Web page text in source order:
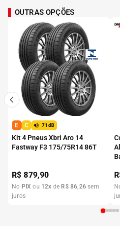
OUTRAS OPÇÕES
E C 71dB
Kit 4 Pneus Xbri Aro 14
Fastway F3 175/75R14 86T
R$879,90
No PIX ou 12x de R$ 86,26 sem
juros